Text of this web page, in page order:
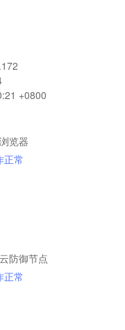
+0800
览器
正常
防御节点
正常